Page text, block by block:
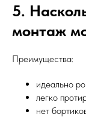
5.
монтаж
Преимущества:
идеально
легко
нет